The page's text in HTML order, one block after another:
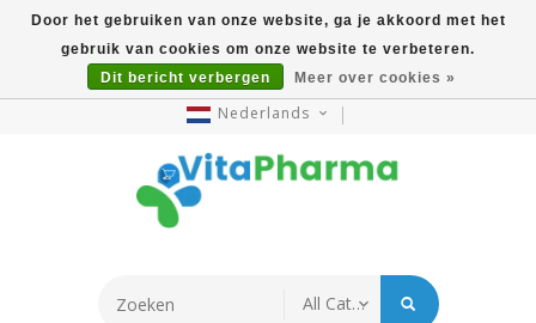
5% Korting Na Aanmelding Op Nieuwsbrief | Gratis
Verzending Vanaf €49 | Online Sinds 2007
Nederlands
Door het gebruiken van onze website, ga je akkoord met het
gebruik van cookies om onze website te verbeteren.
Dit bericht verbergen
Meer over cookies »